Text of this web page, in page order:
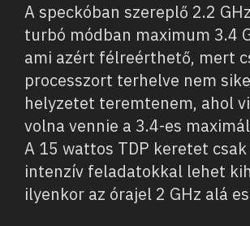
A speckóban szereplő 2.2
turbó módban maximum 3.4
ami azért félreérthető, mert
processzort terhelve nem
helyzetet teremtenem, ahol
volna vennie a 3.4-es
A 15 wattos TDP keretet csak
intenzív feladatokkal lehet
ilyenkor az órajel 2 GHz alá